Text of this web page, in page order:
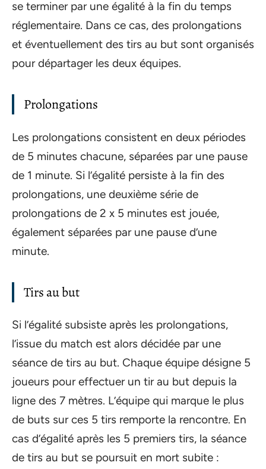
se terminer par une égalité à la fin du temps
réglementaire. Dans ce cas, des prolongations
et éventuellement des tirs au but sont organisés
pour départager les deux équipes.
Prolongations
Les prolongations consistent en deux périodes
de 5 minutes chacune, séparées par une pause
de 1 minute. Si l’égalité persiste à la fin des
prolongations, une deuxième série de
prolongations de 2 x 5 minutes est jouée,
également séparées par une pause d’une
minute.
Tirs au but
Si l’égalité subsiste après les prolongations,
l’issue du match est alors décidée par une
séance de tirs au but. Chaque équipe désigne 5
joueurs pour effectuer un tir au but depuis la
ligne des 7 mètres. L’équipe qui marque le plus
de buts sur ces 5 tirs remporte la rencontre. En
cas d’égalité après les 5 premiers tirs, la séance
de tirs au but se poursuit en mort subite :